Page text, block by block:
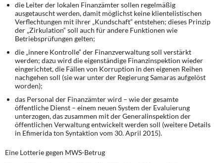
die Leiter der lokalen Finanzämter sollen regelmäßig
ausgetauscht werden, damit möglichst keine klientelistischen
Verflechtungen mit ihrer „Kundschaft“ entstehen; dieses Prinzip
der „Zirkulation“ soll auch für andere Funktionen wie
Betriebsprüfungen gelten;
die „innere Kontrolle“ der Finanzverwaltung soll verstärkt
werden; dazu wird die eigenständige Finanzinspektion wieder
eingerichtet, die Fällen von Korruption in den eigenen Reihen
nachgehen soll (sie war unter der Regierung Samaras aufgelöst
worden);
das Personal der Finanzämter wird – wie der gesamte
öffentliche Dienst – einem neuen System der Evaluierung
unterzogen, das zusammen mit der Generalinspektion der
öffentlichen Verwaltung entwickelt werden soll (weitere Details
in Efimerida ton Syntaktion vom 30. April 2015).
Eine Lotterie gegen MWS-Betrug